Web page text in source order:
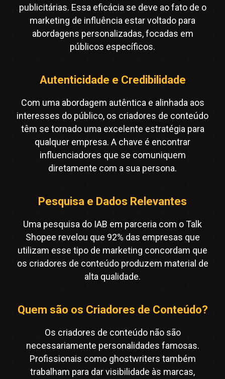
publicitárias. Essa eficácia se deve ao fato de o
marketing de influência estar voltado para
abordagens personalizadas, focadas em
públicos específicos.
Autenticidade e Credibilidade
Com uma abordagem autêntica e alinhada aos
interesses do público, os criadores de conteúdo
têm se tornado uma excelente estratégia para
qualquer empresa. A chave é encontrar
influenciadores que se comuniquem
diretamente com a sua persona.
Pesquisa e Dados Relevantes
Uma pesquisa do IAB em parceria com o Talk
Shopee revelou que 92% das empresas que
utilizam esse tipo de marketing concordam que
os criadores de conteúdo produzem material de
alta qualidade.
Quem são os Criadores de Conteúdo?
Os criadores de conteúdo não são
necessariamente personalidades famosas.
Profissionais como ghostwriters também
trabalham para dar visibilidade às marcas,